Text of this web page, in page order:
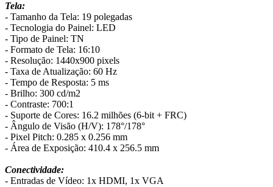
Tela:
- Tamanho da Tela: 19 polegadas
- Tecnologia do Painel: LED
- Tipo de Painel: TN
- Formato de Tela: 16:10
- Resolução: 1440x900 pixels
- Taxa de Atualização: 60 Hz
- Tempo de Resposta: 5 ms
- Brilho: 300 cd/m2
- Contraste: 700:1
- Suporte de Cores: 16.2 milhões (6-bit + FRC)
- Ângulo de Visão (H/V): 178°/178°
- Pixel Pitch: 0.285 x 0.256 mm
- Área de Exposição: 410.4 x 256.5 mm
Conectividade:
- Entradas de Vídeo: 1x HDMI, 1x VGA